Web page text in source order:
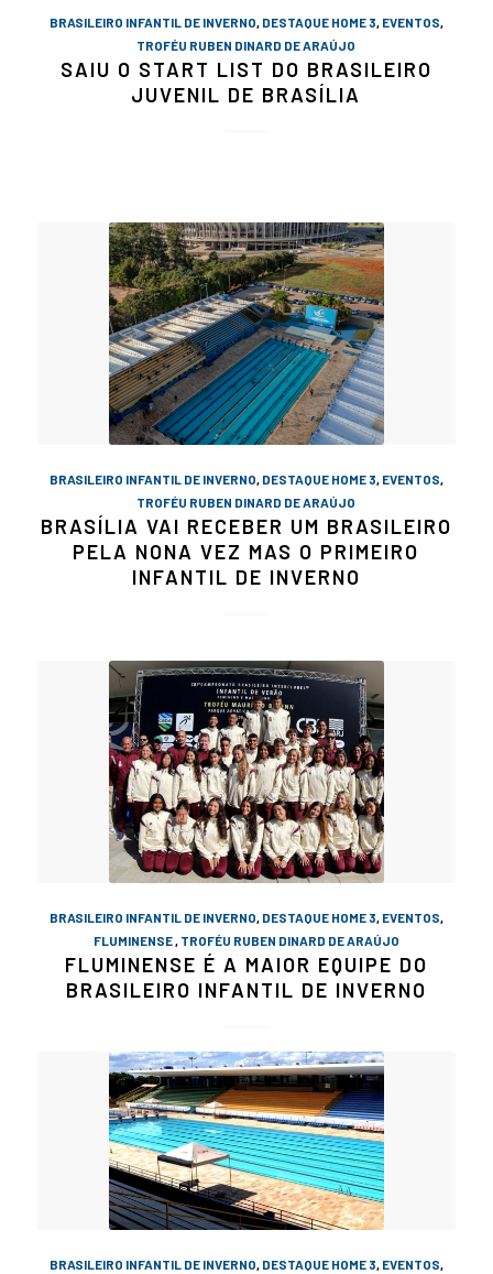
BRASILEIRO INFANTIL DE INVERNO, DESTAQUE HOME 3, EVENTOS,
TROFÉU RUBEN DINARD DE ARAÚJO
SAIU O START LIST DO BRASILEIRO
JUVENIL DE BRASÍLIA
BRASILEIRO INFANTIL DE INVERNO, DESTAQUE HOME 3, EVENTOS,
TROFÉU RUBEN DINARD DE ARAÚJO
BRASÍLIA VAI RECEBER UM BRASILEIRO
PELA NONA VEZ MAS O PRIMEIRO
INFANTIL DE INVERNO
BRASILEIRO INFANTIL DE INVERNO, DESTAQUE HOME 3, EVENTOS,
FLUMINENSE, TROFÉU RUBEN DINARD DE ARAÚJO
FLUMINENSE É A MAIOR EQUIPE DO
BRASILEIRO INFANTIL DE INVERNO
BRASILEIRO INFANTIL DE INVERNO, DESTAQUE HOME 3, EVENTOS,